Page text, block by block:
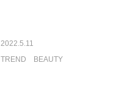
2022.5.11
TREND
BEAUTY